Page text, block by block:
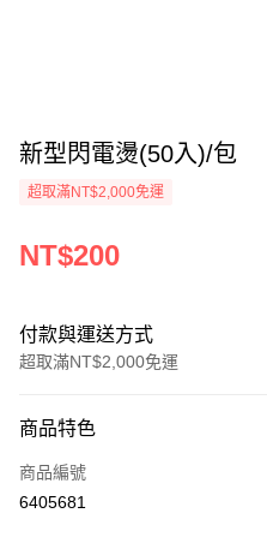
新型閃電燙(50入)/包
超取滿NT$2,000免運
NT$200
付款與運送方式
超取滿NT$2,000免運
信用卡一次付款
超商取貨付款
商品特色
商品編號
6405681